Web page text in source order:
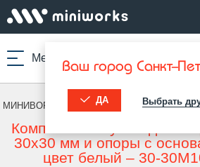
Меню Ваш город Санкт-
ДА Выбрать
МИНИВОРКС ПРО ЗАГЛУШКИ С ОПОРОЙ
Комплект заглушки для
30x30 мм и опоры с
цвет белый – 30-